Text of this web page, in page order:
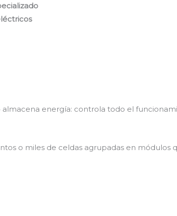
energía: controla todo el
o miles de celdas agrupadas en módulos